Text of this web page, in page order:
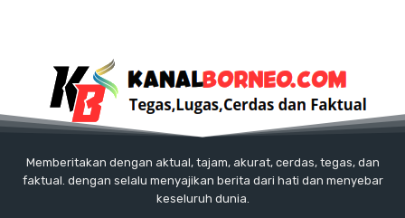
Memberitakan dengan aktual, tajam, akurat, cerdas, tegas, dan
faktual. dengan selalu menyajikan berita dari hati dan menyebar
keseluruh dunia.